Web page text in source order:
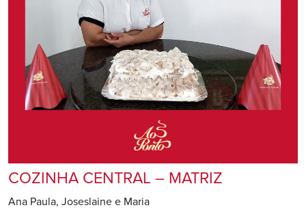
COZINHA CENTRAL – MATRIZ
Ana Paula, Joseslaine e Maria